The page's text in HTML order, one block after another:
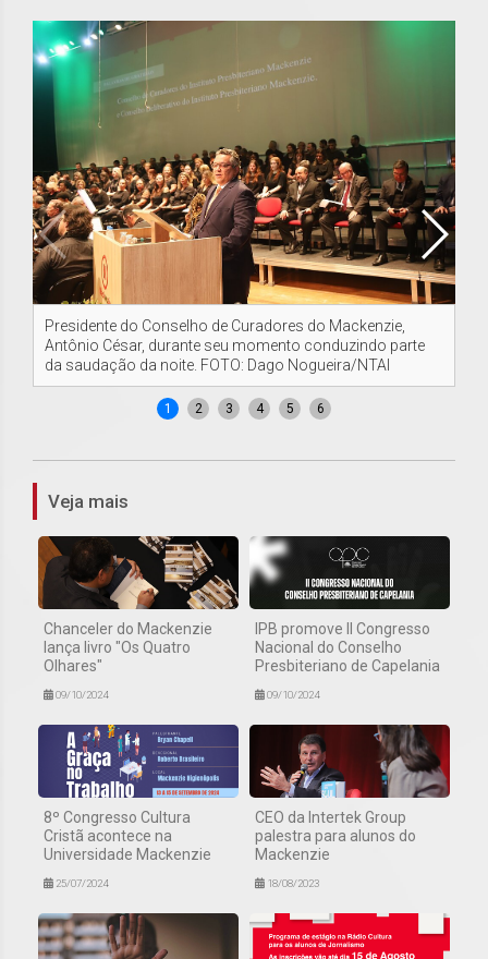
Presidente do Conselho de Curadores do Mackenzie,
Antônio César, durante seu momento conduzindo parte
da saudação da noite. FOTO: Dago Nogueira/NTAI
1 2 3 4 5 6
Veja mais
Chanceler do Mackenzie
lança livro "Os Quatro
Olhares"
09/10/2024
IPB promove II Congresso
Nacional do Conselho
Presbiteriano de Capelania
09/10/2024
8º Congresso Cultura
Cristã acontece na
Universidade Mackenzie
25/07/2024
CEO da Intertek Group
palestra para alunos do
Mackenzie
18/08/2023